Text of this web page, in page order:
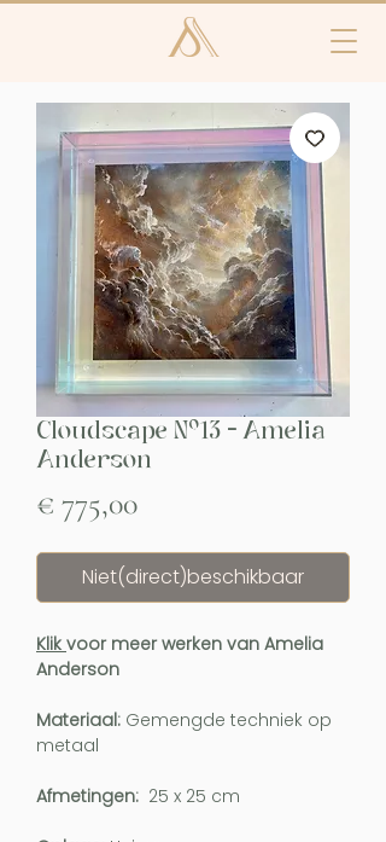
Cloudscape Nº13 - Amelia
Anderson
€ 775,00Prijs
Niet(direct)beschikbaar
Klik voor meer werken van Amelia
Anderson
Materiaal: Gemengde techniek op
metaal
Afmetingen: 25 x 25 cm